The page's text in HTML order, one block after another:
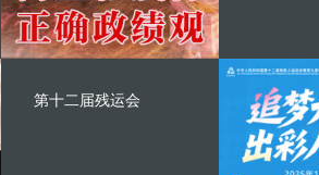
第十二届残运会